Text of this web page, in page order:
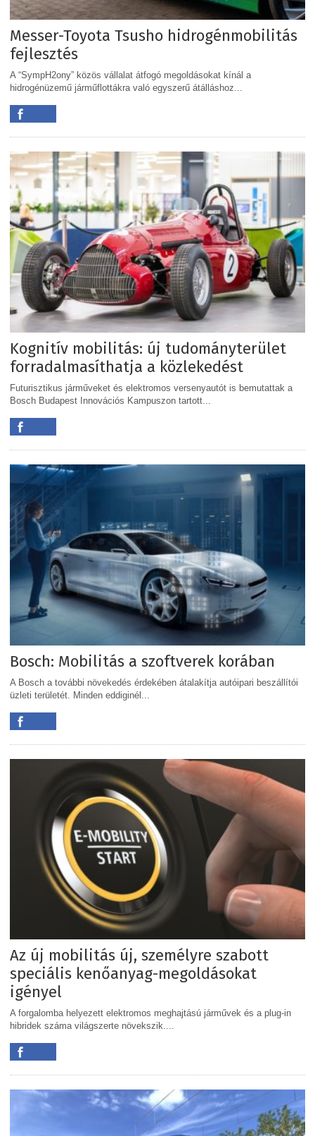
Messer-Toyota Tsusho hidrogénmobilitás
fejlesztés
A “SympH2ony” közös vállalat átfogó megoldásokat kínál a
hidrogénüzemű járműflottákra való egyszerű átálláshoz...
Kognitív mobilitás: új tudományterület
forradalmasíthatja a közlekedést
Futurisztikus járműveket és elektromos versenyautót is bemutattak a
Bosch Budapest Innovációs Kampuszon tartott...
Bosch: Mobilitás a szoftverek korában
A Bosch a további növekedés érdekében átalakítja autóipari beszállítói
üzleti területét. Minden eddiginél...
Az új mobilitás új, személyre szabott
speciális kenőanyag-megoldásokat
igényel
A forgalomba helyezett elektromos meghajtású járművek és a plug-in
hibridek száma világszerte növekszik....